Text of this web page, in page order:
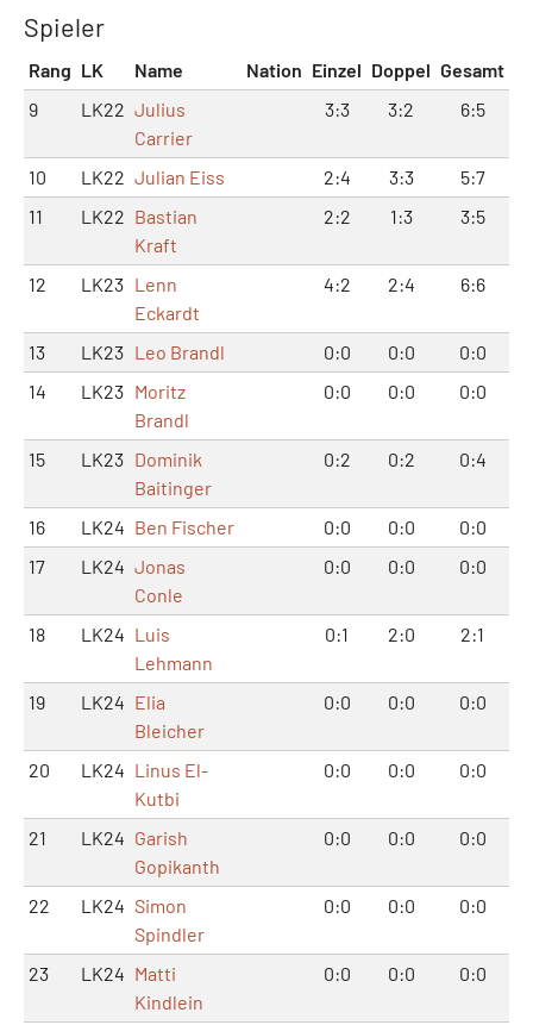
Spieler
Rang LK Name Nation Einzel Doppel Gesamt
9
LK22 Julius
Carrier
3:3 3:2 6:5
10 LK22 Julian Eiss 2:4 3:3
5:7
11
LK22 Bastian
Kraft
2:2 1:3 3:5
12 LK23 Lenn
Eckardt
4:2 2:4 6:6
13 LK23 Leo Brandl 0:0 0:0
0:0
14
LK23 Moritz
Brandl
0:0 0:0 0:0
15 LK23 Dominik
Baitinger
0:2 0:2 0:4
16 LK24 Ben Fischer 0:0 0:0
0:0
17
LK24 Jonas
Conle
0:0 0:0 0:0
18 LK24 Luis
Lehmann
0:1 2:0 2:1
19 LK24 Elia
Bleicher
0:0 0:0 0:0
20 LK24 Linus El-
Kutbi
0:0 0:0 0:0
21 LK24 Garish
Gopikanth
0:0 0:0 0:0
22 LK24 Simon
Spindler
0:0 0:0 0:0
23 LK24 Matti
Kindlein
0:0 0:0 0:0